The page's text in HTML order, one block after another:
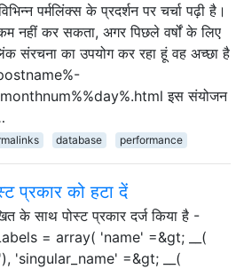
पर्मलिंक्स के प्रदर्शन पर चर्चा पढ़ी है।
नहीं कर सकता, अगर पिछले वर्षों के लिए
संरचना का उपयोग कर रहा हूं वह अच्छा है
इस संयोजन
database performance
प्रकार को हटा दें
के साथ पोस्ट प्रकार दर्ज किया है -
= array( 'name' =&gt; __(
'singular_name' =&gt; __(